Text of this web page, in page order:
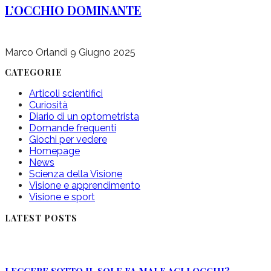
L’OCCHIO DOMINANTE
Marco Orlandi 9 Giugno 2025
CATEGORIE
Articoli scientifici
Curiosità
Diario di un optometrista
Domande frequenti
Giochi per vedere
Homepage
News
Scienza della Visione
Visione e apprendimento
Visione e sport
LATEST POSTS